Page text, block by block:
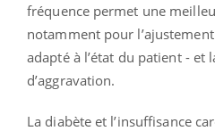
fréquence permet une
notamment pour
adapté à l’état du patient - et
d’aggravation.
La diabète et l’insuffisance